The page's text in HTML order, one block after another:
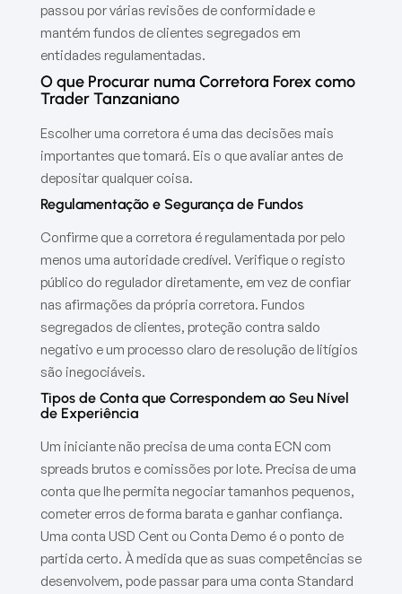
passou por várias revisões de conformidade e
mantém fundos de clientes segregados em
entidades regulamentadas.
O que Procurar numa Corretora Forex como
Trader Tanzaniano
Escolher uma corretora é uma das decisões mais
importantes que tomará. Eis o que avaliar antes de
depositar qualquer coisa.
Regulamentação e Segurança de Fundos
Confirme que a corretora é regulamentada por pelo
menos uma autoridade credível. Verifique o registo
público do regulador diretamente, em vez de confiar
nas afirmações da própria corretora. Fundos
segregados de clientes, proteção contra saldo
negativo e um processo claro de resolução de litígios
são inegociáveis.
Tipos de Conta que Correspondem ao Seu Nível
de Experiência
Um iniciante não precisa de uma conta ECN com
spreads brutos e comissões por lote. Precisa de uma
conta que lhe permita negociar tamanhos pequenos,
cometer erros de forma barata e ganhar confiança.
Uma conta USD Cent ou Conta Demo é o ponto de
partida certo. À medida que as suas competências se
desenvolvem, pode passar para uma conta Standard